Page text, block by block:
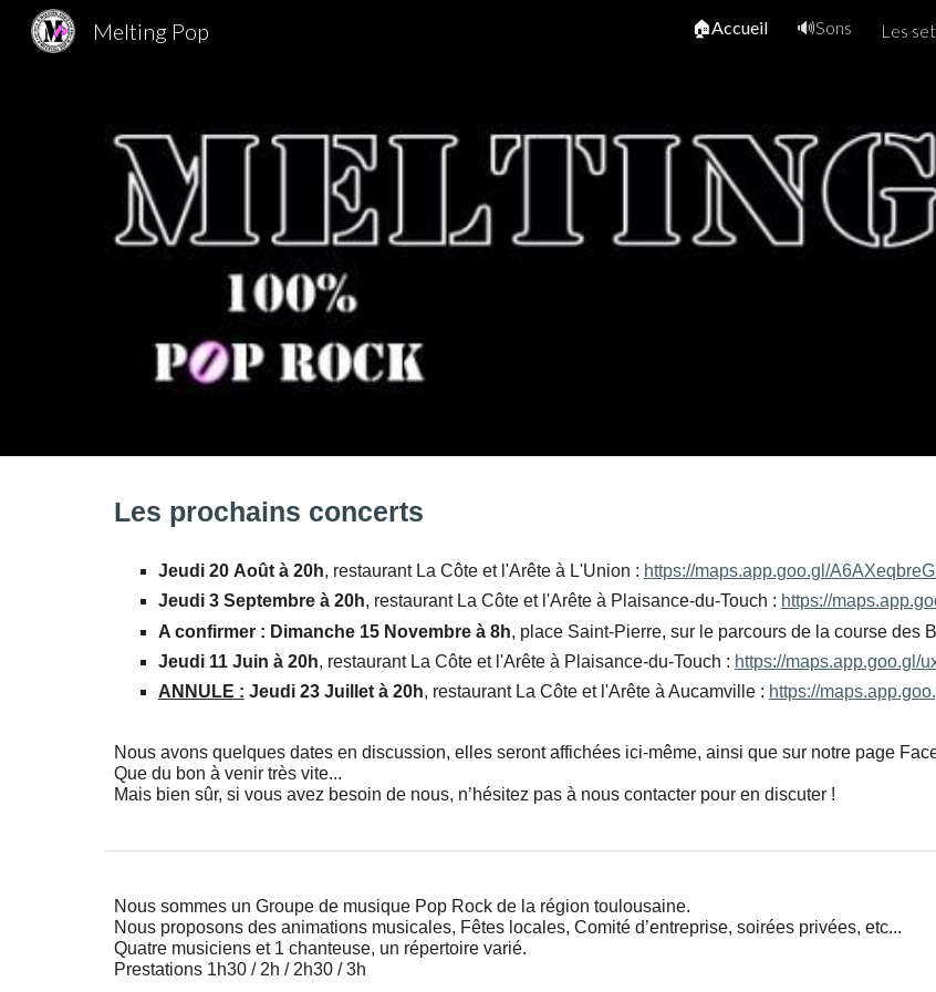
Skip to
Melting Pop 🏠Accueil 🔊Sons Les
Les prochains concerts
Jeudi 20 Aoûtà 20h, restaurant La Côte et l'Arête à L'Union : https://maps.app.goo.gl/
Jeudi 3Septembre à 20h, restaurant La Côte et l'Arête à Plaisance-du-Touch : https://
A confirmer : Dimanche 15 Novembre à 8h, place Saint-Pierre, sur le parcours de la course des
Jeudi 11 Juin à 20h, restaurant La Côte et l'Arête à Plaisance-du-Touch : https://maps.app.goo.gl/
ANNULE : Jeudi 23Juillet à 20h, restaurant La Côte et l'Arête à Aucamville : https://
Nous avons quelques dates en discussion, elles seront affichées ici-même, ainsi que sur notre page
Que du bon à venir très vite...
Mais bien sûr, si vous avez besoin de nous, n’hésitez pas à nous contacter pour en discuter !
Nous sommes un Groupe de musique Pop Rock de la région toulousaine.
Nous proposons des animations musicales, Fêtes locales, Comité d’entreprise, soirées privées, etc...
Quatre musiciens et 1 chanteuse, un répertoire varié.
Prestations 1h30 / 2h / 2h30 / 3h